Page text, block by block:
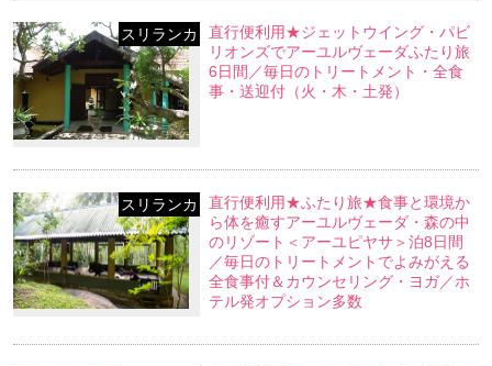
スリランカ
直行便利用★ジェットウイング・パビ
リオンズでアーユルヴェーダふたり旅
6日間／毎日のトリートメント・全食
事・送迎付（火・木・土発）
スリランカ
直行便利用★ふたり旅★食事と環境か
ら体を癒すアーユルヴェーダ・森の中
のリゾート＜アーユピヤサ＞泊8日間
／毎日のトリートメントでよみがえる
全食事付＆カウンセリング・ヨガ／ホ
テル発オプション多数